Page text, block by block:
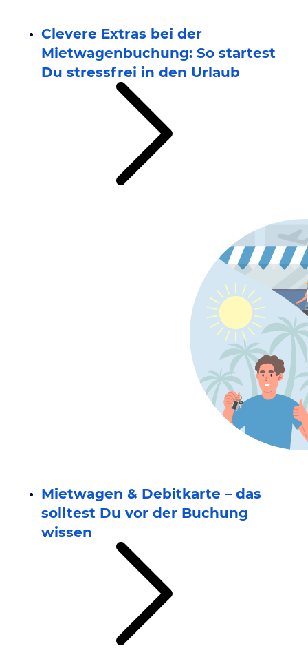
Clevere Extras bei der
Mietwagenbuchung: So startest
Du stressfrei in den Urlaub
Mietwagen & Debitkarte – das
solltest Du vor der Buchung
wissen